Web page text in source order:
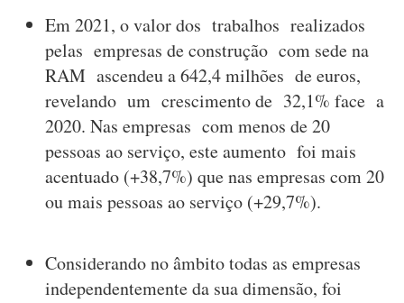
Em 2021, o valor dos trabalhos realizados
pelas empresas de construção com sede na
RAM ascendeu a 642,4 milhões de euros,
revelando um crescimento de 32,1% face a
2020. Nas empresas com menos de 20
pessoas ao serviço, este aumento foi mais
acentuado (+38,7%) que nas empresas com 20
ou mais pessoas ao serviço (+29,7%).
Considerando no âmbito todas as empresas
independentemente da sua dimensão, foi